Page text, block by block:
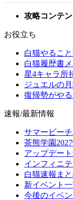
攻略コンテ
お役立ち
白猫やるこ
白猫履歴書
星4キャラ所
ジュエルの
復帰勢がや
速報/最新情報
サマービー
茶熊学園
アップデー
インフィニ
白猫速報ま
新イベント
今後のイベ